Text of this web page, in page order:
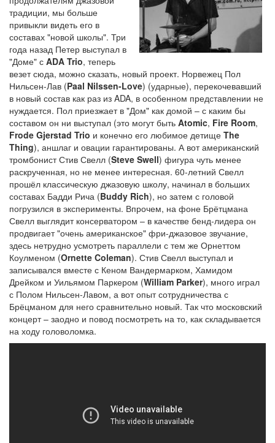
традиции, мы больше
привыкли видеть его в
составах "новой школы". Три
года назад Петер выступал в
"Доме" с ADA Trio, теперь
везет сюда, можно сказать, новый проект. Норвежец Пол
Нильсен-Лав (Paal Nilssen-Love) (ударные), перекочевавший
в новый состав как раз из ADA, в особенном представлении не
нуждается. Пол приезжает в "Дом" как домой – с каким бы
составом он ни выступал (это могут быть Atomic, Fire Room,
Frode Gjerstad Trio и конечно его любимое детище The
Thing), аншлаг и овации гарантированы. А вот американский
тромбонист Стив Свелл (Steve Swell) фигура чуть менее
раскрученная, но не менее интересная. 60-летний Свелл
прошёл классическую джазовую школу, начинал в больших
составах Бадди Рича (Buddy Rich), но затем с головой
погрузился в эксперименты. Впрочем, на фоне Брётцмана
Свелл выглядит консерватором – в качестве бенд-лидера он
продвигает "очень американское" фри-джазовое звучание,
здесь нетрудно усмотреть параллели с тем же Орнеттом
Коулменом (Ornette Coleman). Стив Свелл выступал и
записывался вместе с Кеном Вандермарком, Хамидом
Дрейком и Уильямом Паркером (William Parker), много играл
с Полом Нильсен-Лавом, а вот опыт сотрудничества с
Брёцманом для него сравнительно новый. Так что московский
концерт – заодно и повод посмотреть на то, как складывается
на ходу головоломка.